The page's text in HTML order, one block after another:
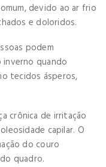
devido ao ar frio
e doloridos.
podem
quando
tecidos ásperos,
crônica de irritação
capilar. O
do couro
quadro.